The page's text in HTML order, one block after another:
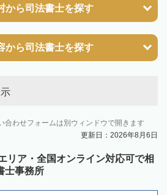
から司法書士を探す
から司法書士を探す
合わせフォームは別ウィンドウで開きます
更新日：2026年8月6日
リア・全国オンライン対応可で相
士事務所